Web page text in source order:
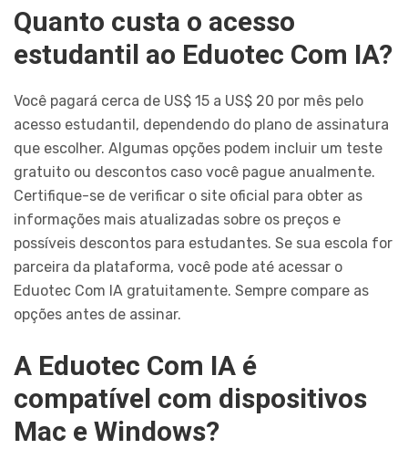
Quanto custa o acesso
estudantil ao Eduotec Com IA?
Você pagará cerca de US$ 15 a US$ 20 por mês pelo
acesso estudantil, dependendo do plano de assinatura
que escolher. Algumas opções podem incluir um teste
gratuito ou descontos caso você pague anualmente.
Certifique-se de verificar o site oficial para obter as
informações mais atualizadas sobre os preços e
possíveis descontos para estudantes. Se sua escola for
parceira da plataforma, você pode até acessar o
Eduotec Com IA gratuitamente. Sempre compare as
opções antes de assinar.
A Eduotec Com IA é
compatível com dispositivos
Mac e Windows?